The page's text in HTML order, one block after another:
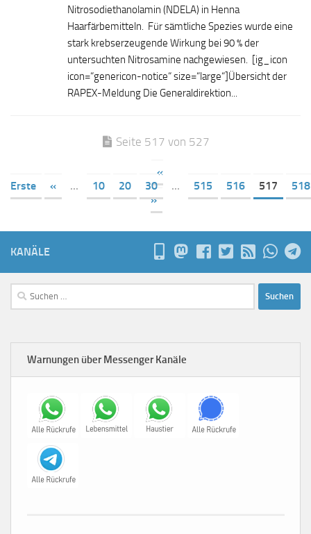
Nitrosodiethanolamin (NDELA) in Henna
Haarfärbemitteln. Für sämtliche Spezies wurde eine
stark krebserzeugende Wirkung bei 90 % der
untersuchten Nitrosamine nachgewiesen. [ig_icon
icon=“genericon-notice“ size=“large“]Übersicht der
RAPEX-Meldung Die Generaldirektion...
Seite 517 von 527
«
Erste
« ... 10 20 30 ... 515 516 517
518
»
KANÄLE
Suchen
nach:
Warnungen über Messenger Kanäle